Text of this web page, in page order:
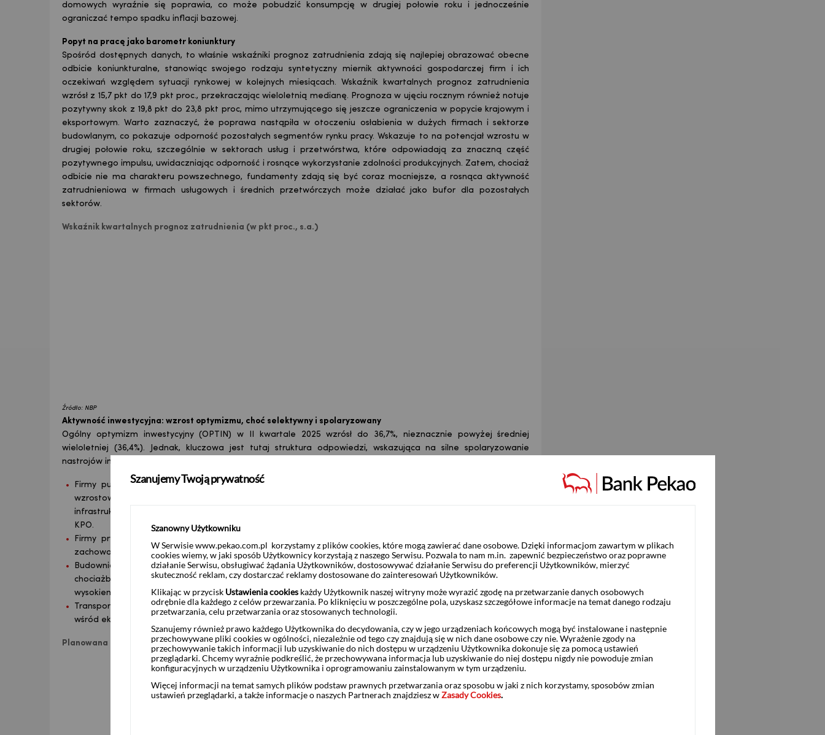
domowych wyraźnie się poprawia, co może pobudzić konsumpcję w drugiej połowie roku i jednocześnie
ograniczać tempo spadku inflacji bazowej.
Popyt na pracę jako barometr koniunktury
Spośród dostępnych danych, to właśnie wskaźniki prognoz zatrudnienia zdają się najlepiej obrazować obecne
odbicie koniunkturalne, stanowiąc swojego rodzaju syntetyczny miernik aktywności gospodarczej firm i ich
oczekiwań względem sytuacji rynkowej w kolejnych miesiącach. Wskaźnik kwartalnych prognoz zatrudnienia
wzrósł z 15,7 pkt do 17,9 pkt proc., przekraczając wieloletnią medianę. Prognoza w ujęciu rocznym również notuje
pozytywny skok z 19,8 pkt do 23,8 pkt proc, mimo utrzymującego się jeszcze ograniczenia w popycie krajowym i
eksportowym. Warto zaznaczyć, że poprawa nastąpiła w otoczeniu osłabienia w dużych firmach i sektorze
budowlanym, co pokazuje odporność pozostałych segmentów rynku pracy. Wskazuje to na potencjał wzrostu w
drugiej połowie roku, szczególnie w sektorach usług i przetwórstwa, które odpowiadają za znaczną część
pozytywnego impulsu, uwidaczniając odporność i rosnące wykorzystanie zdolności produkcyjnych. Zatem, chociaż
odbicie nie ma charakteru powszechnego, fundamenty zdają się być coraz mocniejsze, a rosnąca aktywność
zatrudnieniowa w firmach usługowych i średnich przetwórczych może działać jako bufor dla pozostałych
sektorów.
Wskaźnik kwartalnych prognoz zatrudnienia (w pkt proc., s.a.)
Źródło: NBP
Aktywność inwestycyjna: wzrost optymizmu, choć selektywny i spolaryzowany
Ogólny optymizm inwestycyjny (OPTIN) w II kwartale 2025 wzrósł do 36,7%, nieznacznie powyżej średniej
wieloletniej (36,4%). Jednak, kluczowa jest tutaj struktura odpowiedzi, wskazująca na silne spolaryzowanie
nastrojów inwestycyjnych w sektorze przedsiębiorstw:
Firmy publiczne notują historycznie wysoki poziom optymizmu (58,6%) szczególnie dzięki dynamicznemu
wzrostowi planów rozpoczęcia inwestycji już w nadchodzącym kwartale. Wiele z tych projektów dotyczy
infrastruktury, energetyki i usług nierynkowych, a ich finansowanie opiera się na funduszach unijnych, również z
KPO.
Firmy prywatne, a zwłaszcza przedsiębiorstwa z kapitałem zagranicznym, prezentują wyraźnie bardziej
zachowawczą postawę, z tendencją do redukcji nakładów inwestycyjnych w horyzoncie kwartalnym.
Budownictwo to jedyna branża z trwałą poprawą nastrojów inwestycyjnych od dwóch lat, wynikającą
chociażby z zapowiedzi zwiększenia skali rozpoczętych inwestycji. Usługi natomiast sygnalizują wzrost dzięki
wysokiemu wykorzystaniu potencjału i rentowności.
Transport, handel i eksporterzy wyspecjalizowani natomiast prognozują wyraźny regres. Nastroje inwestycyjne
wśród eksporterów należą do najniższych w ostatniej dekadzie.
Planowana zmiana skali inwestycji w perspektywie roku według form własności (saldo, w pkt proc., s.a.)
Szanujemy Twoją prywatność
Szanowny Użytkowniku
W Serwisie www.pekao.com.pl korzystamy z plików cookies, które mogą zawierać dane osobowe. Dzięki informacjom zawartym w plikach
cookies wiemy, w jaki sposób Użytkownicy korzystają z naszego Serwisu. Pozwala to nam m.in. zapewnić bezpieczeństwo oraz poprawne
działanie Serwisu, obsługiwać żądania Użytkowników, dostosowywać działanie Serwisu do preferencji Użytkowników, mierzyć
skuteczność reklam, czy dostarczać reklamy dostosowane do zainteresowań Użytkowników.
Klikając w przycisk Ustawienia cookies każdy Użytkownik naszej witryny może wyrazić zgodę na przetwarzanie danych osobowych
odrębnie dla każdego z celów przewarzania. Po kliknięciu w poszczególne pola, uzyskasz szczegółowe informacje na temat danego rodzaju
przetwarzania, celu przetwarzania oraz stosowanych technologii.
Szanujemy również prawo każdego Użytkownika do decydowania, czy w jego urządzeniach końcowych mogą być instalowane i następnie
przechowywane pliki cookies w ogólności, niezależnie od tego czy znajdują się w nich dane osobowe czy nie. Wyrażenie zgody na
przechowywanie takich informacji lub uzyskiwanie do nich dostępu w urządzeniu Użytkownika dokonuje się za pomocą ustawień
przeglądarki. Chcemy wyraźnie podkreślić, że przechowywana informacja lub uzyskiwanie do niej dostępu nigdy nie powoduje zmian
konfiguracyjnych w urządzeniu Użytkownika i oprogramowaniu zainstalowanym w tym urządzeniu.
Więcej informacji na temat samych plików podstaw prawnych przetwarzania oraz sposobu w jaki z nich korzystamy, sposobów zmian
ustawień przeglądarki, a także informacje o naszych Partnerach znajdziesz wZasady Cookies.